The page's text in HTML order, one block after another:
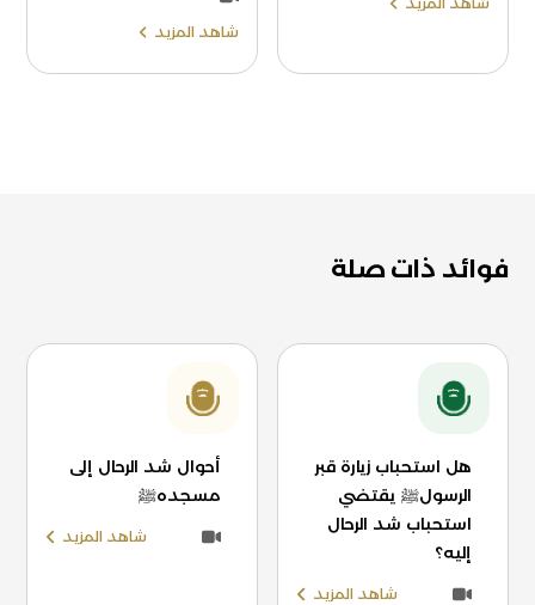
شاهد المزيد
فوائد ذات صلة
هل استحباب زيارة قبر
الرسولﷺ يقتضي
استحباب شد الرحال
إليه؟
شاهد المزيد
أحوال شد الرحال إلى
مسجدهﷺ
شاهد المزيد